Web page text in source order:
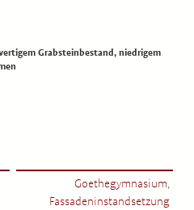
Grabsteinbestand, niedrigem
Goethegymnasium,
Fassadeninstandsetzung